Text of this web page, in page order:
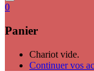
0
Panier
Chariot vide.
Continuer vos